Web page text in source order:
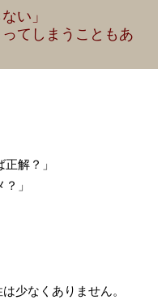
い」
てしまうこともあ
解？」
」
少なくありません。